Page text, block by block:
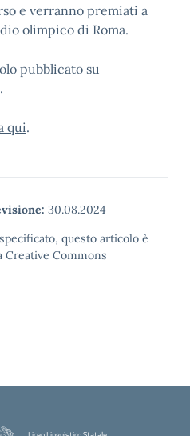
e verranno premiati a
olimpico di Roma.
pubblicato su
.
qui.
30.08.2024
questo articolo è
Creative Commons